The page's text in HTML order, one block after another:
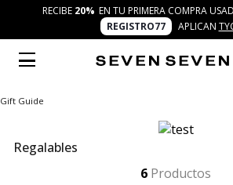
RECIBE 20% EN TU PRIMERA COMPRA
REGISTRO77
APLICAN
Gift Guide
Regalables
6 Productos